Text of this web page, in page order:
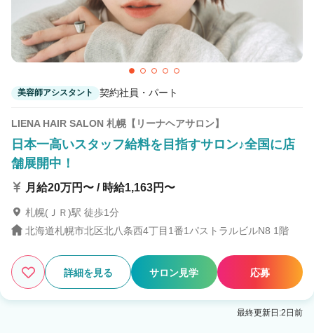
美容師アシスタント 契約社員・パート
LIENA HAIR SALON 札幌【リーナヘアサロン】
日本一高いスタッフ給料を目指すサロン♪全国に店
舗展開中！
月給20万円〜 / 時給1,163円〜
札幌(ＪＲ)駅 徒歩1分
北海道札幌市北区北八条西4丁目1番1パストラルビルN8 1階
詳細を見る サロン見学 応募
最終更新日:2日前